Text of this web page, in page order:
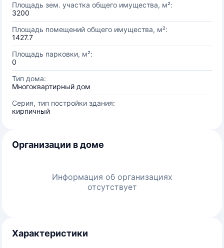
Площадь зем. участка общего имущества, м²:
3200
Площадь помещений общего имущества, м²:
1427.7
Площадь парковки, м²:
0
Тип дома:
Многоквартирный дом
Серия, тип постройки здания:
кирпичный
Организации в доме
Информация об организациях
отсутствует
Характеристики